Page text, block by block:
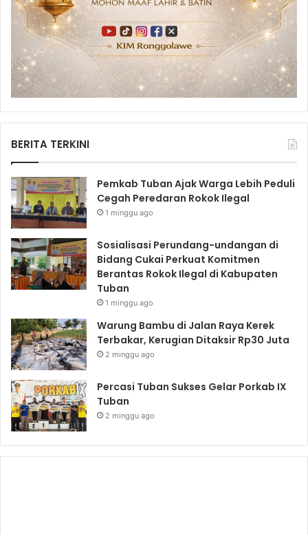
BERITA TERKINI
Pemkab Tuban Ajak Warga Lebih Peduli
Cegah Peredaran Rokok Ilegal
1 minggu ago
Sosialisasi Perundang-undangan di
Bidang Cukai Perkuat Komitmen
Berantas Rokok Ilegal di Kabupaten
Tuban
1 minggu ago
Warung Bambu di Jalan Raya Kerek
Terbakar, Kerugian Ditaksir Rp30 Juta
2 minggu ago
Percasi Tuban Sukses Gelar Porkab IX
Tuban
2 minggu ago